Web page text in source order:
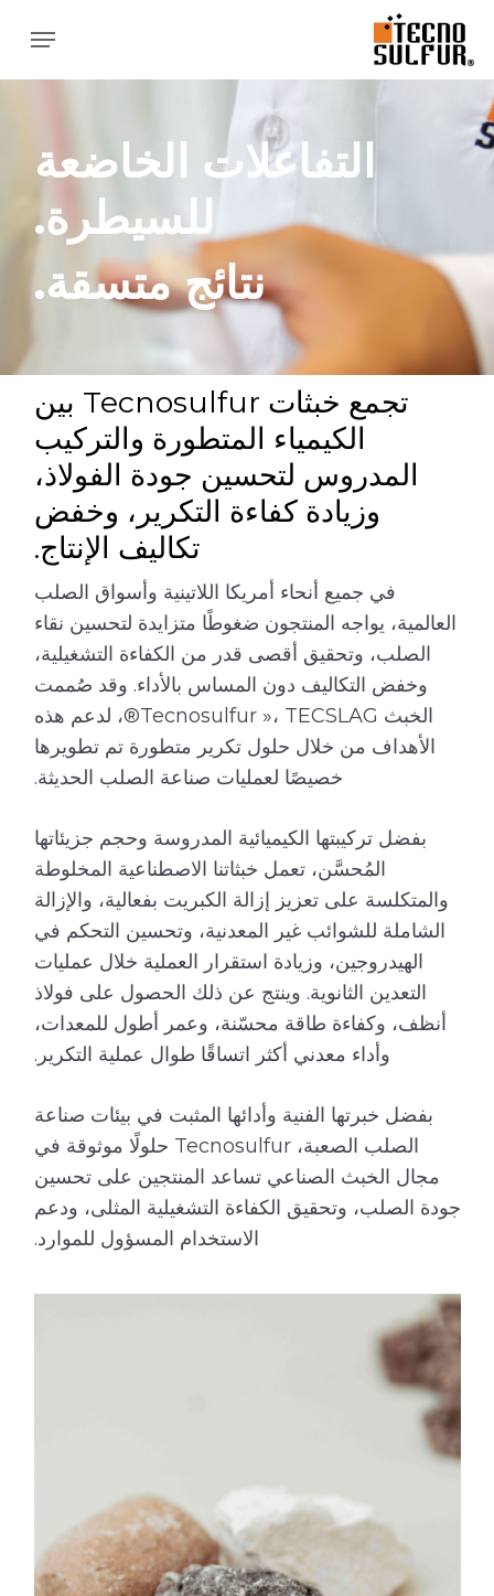
القائمة
التفاعلات الخاضعة
للسيطرة.
نتائج متسقة.
تجمع خبثات Tecnosulfur بين
الكيمياء المتطورة والتركيب
المدروس لتحسين جودة الفولاذ،
وزيادة كفاءة التكرير، وخفض
تكاليف الإنتاج.
في جميع أنحاء أمريكا اللاتينية وأسواق الصلب
العالمية، يواجه المنتجون ضغوطًا متزايدة لتحسين نقاء
الصلب، وتحقيق أقصى قدر من الكفاءة التشغيلية،
وخفض التكاليف دون المساس بالأداء. وقد صُممت
الخبث Tecnosulfur »، TECSLAG®، لدعم هذه
الأهداف من خلال حلول تكرير متطورة تم تطويرها
خصيصًا لعمليات صناعة الصلب الحديثة.
بفضل تركيبتها الكيميائية المدروسة وحجم جزيئاتها
المُحسَّن، تعمل خبثاتنا الاصطناعية المخلوطة
والمتكلسة على تعزيز إزالة الكبريت بفعالية، والإزالة
الشاملة للشوائب غير المعدنية، وتحسين التحكم في
الهيدروجين، وزيادة استقرار العملية خلال عمليات
التعدين الثانوية. وينتج عن ذلك الحصول على فولاذ
أنظف، وكفاءة طاقة محسّنة، وعمر أطول للمعدات،
وأداء معدني أكثر اتساقًا طوال عملية التكرير.
بفضل خبرتها الفنية وأدائها المثبت في بيئات صناعة
الصلب الصعبة، Tecnosulfur حلولًا موثوقة في
مجال الخبث الصناعي تساعد المنتجين على تحسين
جودة الصلب، وتحقيق الكفاءة التشغيلية المثلى، ودعم
الاستخدام المسؤول للموارد.